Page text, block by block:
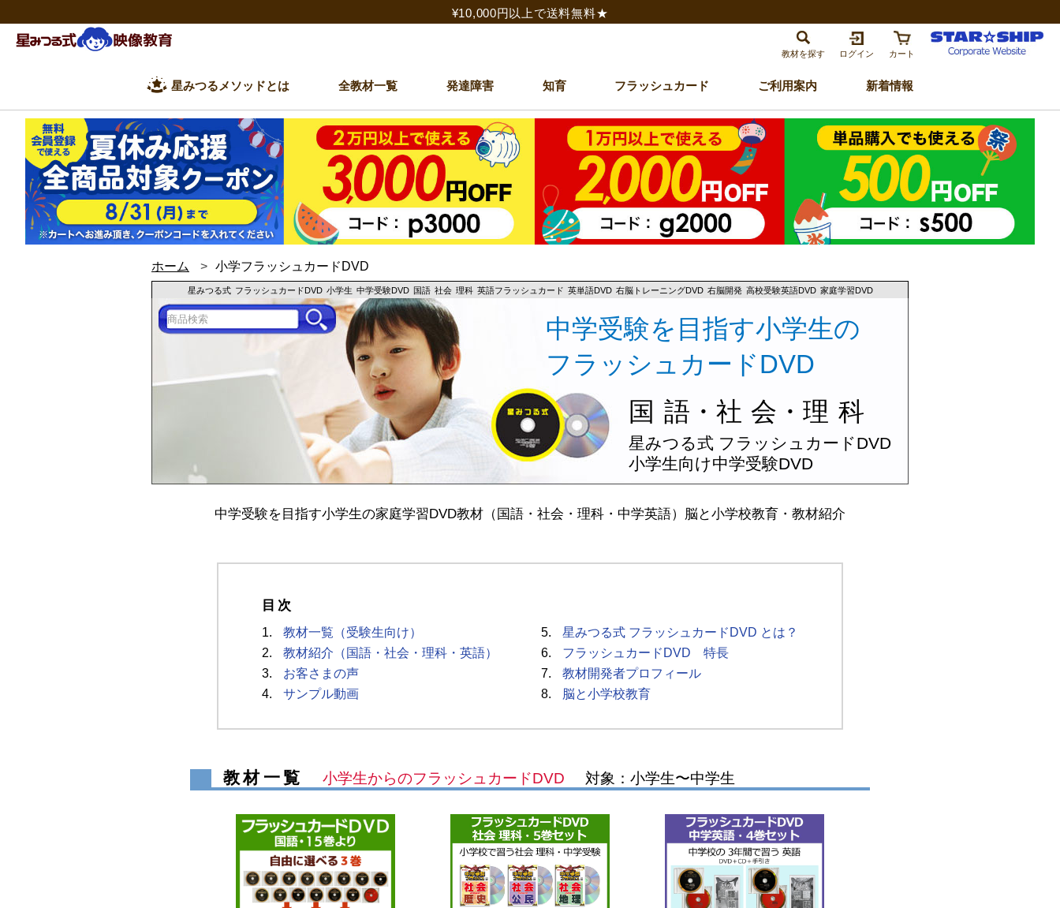
¥10,000円以上で送料無料★
教材を探す ログイン カート
星みつるメソッドとは 全教材一覧 発達障害 知育 フラッシュカード ご利用案内 新着情報
ホーム 小学フラッシュカードDVD
星みつる式 フラッシュカードDVD 小学生 中学受験DVD 国語 社会 理科 英語フラッシュカード 英単語DVD 右脳トレーニングDVD 右脳開発 高校受験英語DVD 家庭学習DVD
中学受験を目指す小学生の
フラッシュカードDVD
国 語・ 社会・理科
星みつる式 フラッシュカードDVD
小学生向け中学受験DVD
中学受験を目指す小学生の家庭学習DVD教材 （国語・社会・理科・中学英語） 脳と小学校教育・教材紹介
目次
1.
教材一覧（受験生向け）
2.
教材紹介（国語・社会・理科・英語）
3.
お客さまの声
4.
サンプル動画
5.
星みつる式 フラッシュカードDVD とは？
6.
フラッシュカードDVD 特長
7.
教材開発者プロフィール
8.
脳と小学校教育
教材一覧 小学生からのフラッシュカードDVD 対象：小学生〜中学生